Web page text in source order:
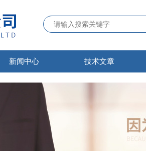
新闻中心 技术文章